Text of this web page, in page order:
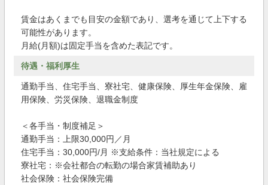
賃金はあくまでも目安の金額であり、選考を通じて上下する
可能性があります。
月給(月額)は固定手当を含めた表記です。
待遇・福利厚生
通勤手当、住宅手当、寮社宅、健康保険、厚生年金保険、雇
用保険、労災保険、退職金制度
＜各手当・制度補足＞
通勤手当：上限30,000円／月
住宅手当：30,000円/月 ※支給条件：当社規定による
寮社宅：※会社都合の転勤の場合家賃補助あり
社会保険：社会保険完備